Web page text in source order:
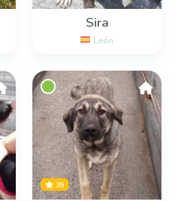
Sira
León
35